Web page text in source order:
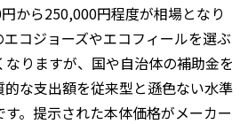
から250,000円程度が相場となり
コジョーズやエコフィールを選ぶ
りますが、国や自治体の補助金を
な支出額を従来型と遜色ない水準
。提示された本体価格がメーカー